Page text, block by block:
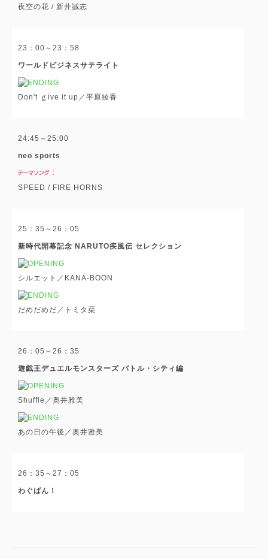
夜空の花 / 新井誠志
23：00～23：58
ワールドビジネスサテライト
Don't ｇive it up／平原綾香
24:45～25:00
neo sports
SPEED / FIRE HORNS
25：35～26：05
新時代開幕記念 NARUTO疾風伝 セレクション
シルエット／KANA-BOON
だめだめだ／トミタ栞
26：05～26：35
遊戯王デュエルモンスターズ バトル・シティ編
Shuffle／奥井雅美
あの日の午後／奥井雅美
26：35～27：05
わぐばん！